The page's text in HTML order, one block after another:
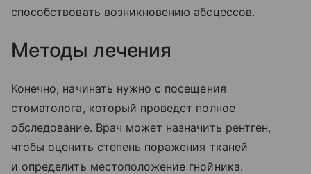
способствовать возникновению абсцессов.
Методы лечения
Конечно, начинать нужно с посещения
стоматолога, который проведет полное
обследование. Врач может назначить рентген,
чтобы оценить степень поражения тканей
и определить местоположение гнойника.